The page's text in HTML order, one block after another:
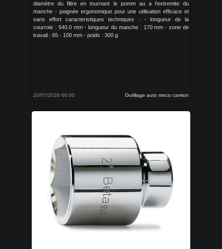
diamètre du filtre en tournant le pomm au a l'extremite du
manche - poignée ergonomique pour une utilisation efficace et
sans effort caracteristiques techniques : - longueur de la
courroie : 540.0 mm - longueur du manche : 170 mm - zone de
travail : 65 - 100 mm - poids : 300 g
20/07/2026 00:00 Outillage auto moco camion